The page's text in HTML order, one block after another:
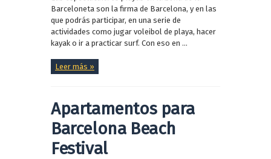
Barceloneta son la firma de Barcelona, y en las
que podrás participar, en una serie de
actividades como jugar voleibol de playa, hacer
kayak o ir a practicar surf. Con eso en ...
Leer más »
Apartamentos para
Barcelona Beach
Festival